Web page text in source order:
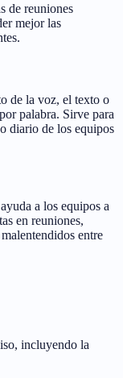
de reuniones
mejor las
de la voz, el texto o
palabra. Sirve para
diario de los equipos
a los equipos a
en reuniones,
entre
incluyendo la